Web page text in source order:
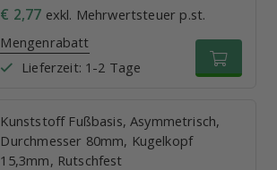
€ 2,77 exkl. Mehrwertsteuer p.st.
Mengenrabatt
Lieferzeit: 1-2 Tage
Kunststoff Fußbasis, Asymmetrisch,
Durchmesser 80mm, Kugelkopf
15,3mm, Rutschfest